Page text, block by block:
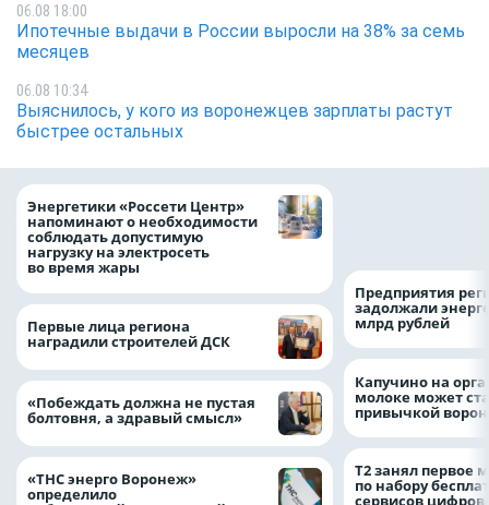
06.08 18:00
Ипотечные выдачи в России выросли на 38% за семь
месяцев
06.08 10:34
Выяснилось, у кого из воронежцев зарплаты растут
быстрее остальных
Энергетики «Россети Центр»
напоминают о необходимости
соблюдать допустимую
нагрузку на электросеть
во время жары
Первые лица региона
наградили строителей ДСК
«Побеждать должна не пустая
болтовня, а здравый смысл»
«ТНС энерго Воронеж»
определило
Предприятия
задолжали
млрд рублей
Капучино на
молоке может
привычкой
Т2 занял первое
по набору
сервисов